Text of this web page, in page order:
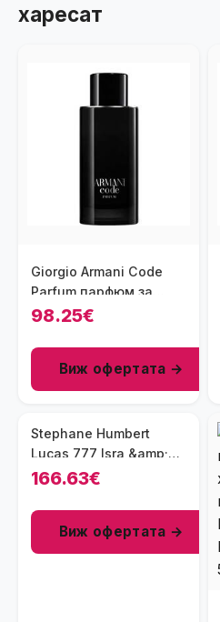
харесат
Giorgio Armani Code
Parfum парфюм за
мъже 125 мл - EXDP
98.25€
Виж офертата →
Stephane Humbert
Lucas 777 Isra &amp;
Miraj унисекс парфюм
166.63€
Виж офертата →